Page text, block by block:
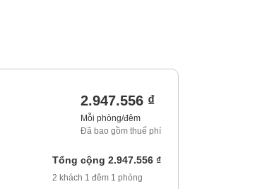
2.947.556 ₫
Mỗi phòng/đêm
Đã bao gồm thuế phí
Tổng cộng 2.947.556 ₫
2 khách 1 đêm 1 phòng